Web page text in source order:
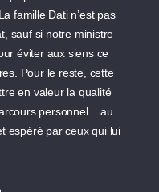
famille Dati n’est pas
sauf si notre ministre
éviter aux siens ce
Pour le reste, cette
en valeur la qualité
personnel... au
espéré par ceux qui lui